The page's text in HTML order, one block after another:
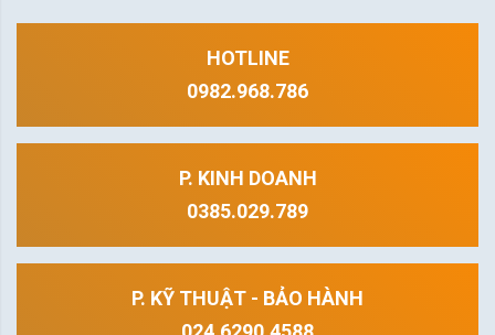
HOTLINE
0982.968.786
P. KINH DOANH
0385.029.789
P. KỸ THUẬT - BẢO HÀNH